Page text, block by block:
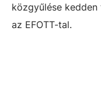
közgyűlése
az EFOTT-tal.